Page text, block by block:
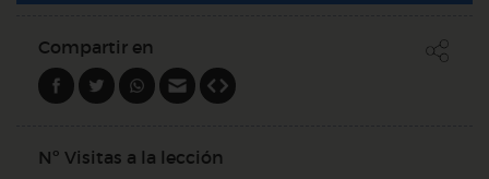
Compartir en
Nº Visitas a la lección